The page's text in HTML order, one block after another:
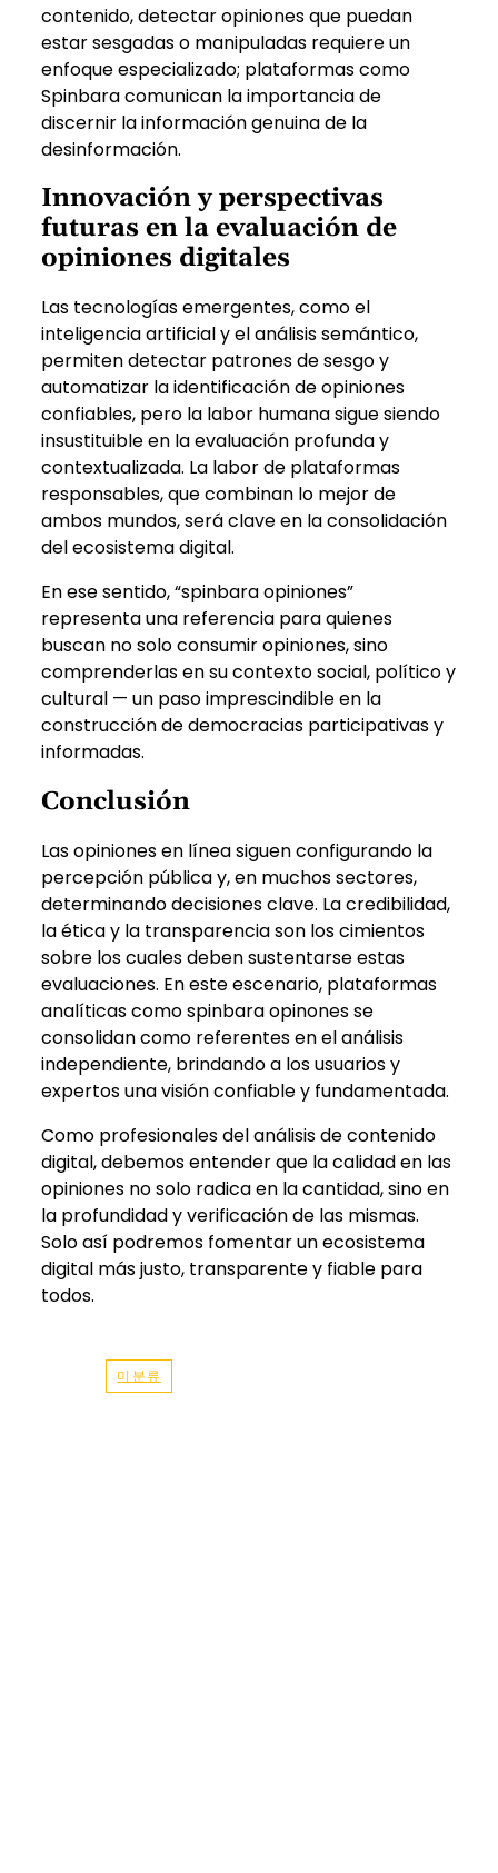
contenido, detectar opiniones que puedan
estar sesgadas o manipuladas requiere un
enfoque especializado; plataformas como
Spinbara comunican la importancia de
discernir la información genuina de la
desinformación.
Innovación y perspectivas
futuras en la evaluación de
opiniones digitales
Las tecnologías emergentes, como el
inteligencia artificial y el análisis semántico,
permiten detectar patrones de sesgo y
automatizar la identificación de opiniones
confiables, pero la labor humana sigue siendo
insustituible en la evaluación profunda y
contextualizada. La labor de plataformas
responsables, que combinan lo mejor de
ambos mundos, será clave en la consolidación
del ecosistema digital.
En ese sentido, “spinbara opiniones”
representa una referencia para quienes
buscan no solo consumir opiniones, sino
comprenderlas en su contexto social, político y
cultural — un paso imprescindible en la
construcción de democracias participativas y
informadas.
Conclusión
Las opiniones en línea siguen configurando la
percepción pública y, en muchos sectores,
determinando decisiones clave. La credibilidad,
la ética y la transparencia son los cimientos
sobre los cuales deben sustentarse estas
evaluaciones. En este escenario, plataformas
analíticas como spinbara opinones se
consolidan como referentes en el análisis
independiente, brindando a los usuarios y
expertos una visión confiable y fundamentada.
Como profesionales del análisis de contenido
digital, debemos entender que la calidad en las
opiniones no solo radica en la cantidad, sino en
la profundidad y verificación de las mismas.
Solo así podremos fomentar un ecosistema
digital más justo, transparente y fiable para
todos.
미분류